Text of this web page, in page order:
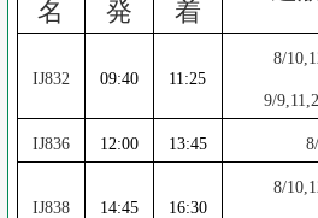
名
発
着
IJ832 09:40 11:25
8/
9/
IJ836 12:00 13:45
IJ838 14:45 16:30
8/